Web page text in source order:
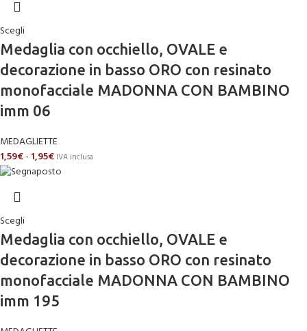
Scegli
Medaglia con occhiello, OVALE e
decorazione in basso ORO con resinato
monofacciale MADONNA CON BAMBINO
imm 06
MEDAGLIETTE
1,59€- 1,95€ IVA inclusa
Scegli
Medaglia con occhiello, OVALE e
decorazione in basso ORO con resinato
monofacciale MADONNA CON BAMBINO
imm 195